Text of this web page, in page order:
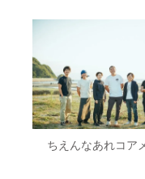
ちえんなあれコア